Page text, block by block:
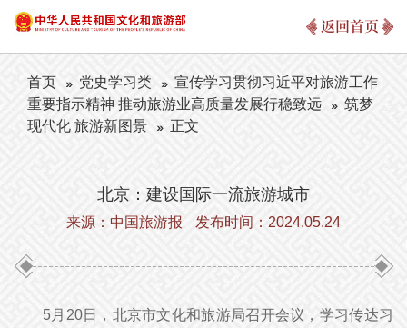
返回首页
首页 党史学习类
宣传学习贯彻习近平对旅游工作
重要指示精神 推动旅游业高质量发展行稳致远
筑梦
现代化 旅游新图景
正文
北京：建设国际一流旅游城市
来源：中国旅游报 发布时间：2024.05.24
5月20日，北京市文化和旅游局召开会议，学习传达习